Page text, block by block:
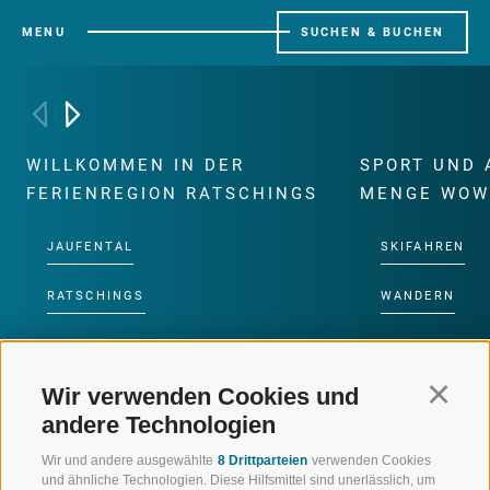
Wir verwenden Cookies und
andere Technologien
Wir und andere ausgewählte 8 Drittparteien verwenden Cookies
und ähnliche Technologien. Diese Hilfsmittel sind unerlässlich, um
MENU SUCHEN & BUCHEN
WILLKOMMEN IN DER
FERIENREGION RATSCHINGS
JAUFENTAL
RATSCHINGS
RIDNAUNTAL
BERGBAHNEN
SKISCHULE RATSCHINGS
SPORT UND
MENGE
SKIFAHREN
WANDERN
HOCHALPINE